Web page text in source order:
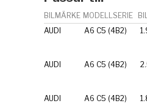
BILMÄRKE MODELLSERIE
AUDI
A6 C5 (4B2)
AUDI A6 C5 (4B2)
AUDI A6 C5 (4B2)